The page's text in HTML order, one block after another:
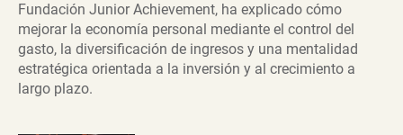
Fundación Junior Achievement, ha explicado cómo
mejorar la economía personal mediante el control del
gasto, la diversificación de ingresos y una mentalidad
estratégica orientada a la inversión y al crecimiento a
largo plazo.